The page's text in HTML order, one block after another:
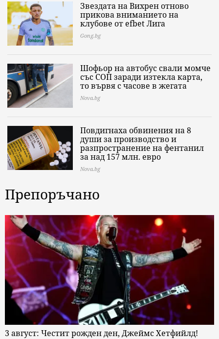
Звездата на Вихрен отново
прикова вниманието на
клубове от еfbet Лига
Gong.bg
Шофьор на автобус свали момче
със СОП заради изтекла карта,
то вървя с часове в жегата
Nova.bg
Повдигнаха обвинения на 8
души за производство и
разпространение на фентанил
за над 157 млн. евро
Nova.bg
Препоръчано
3 август: Честит рожден ден, Джеймс Хетфийлд!